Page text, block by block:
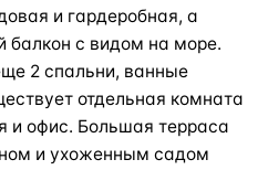
и гардеробная, а
балкон с видом на море.
2 спальни, ванные
отдельная комната
и офис. Большая терраса
и ухоженным садом